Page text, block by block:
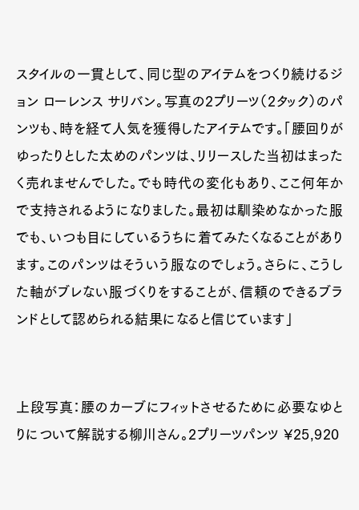
Pen Meet
スタイルの一貫として、同じ型のアイテムをつくり続けるジ
ョン ローレンス サリバン。写真の2プリーツ（2タック）のパ
ンツも、時を経て人気を獲得したアイテムです。「腰回りが
ゆったりとした太めのパンツは、リリースした当初はまった
く売れませんでした。でも時代の変化もあり、ここ何年か
で支持されるようになりました。最初は馴染めなかった服
でも、いつも目にしているうちに着てみたくなることがあり
ます。このパンツはそういう服なのでしょう。さらに、こうし
た軸がブレない服づくりをすることが、信頼のできるブラ
ンドとして認められる結果になると信じています」
上段写真：腰のカーブにフィットさせるために必要なゆと
りについて解説する柳川さん。2プリーツパンツ ¥25,920